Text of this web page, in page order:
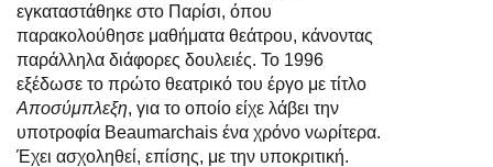
εγκαταστάθηκε στο Παρίσι, όπου
παρακολούθησε μαθήματα θεάτρου, κάνοντας
παράλληλα διάφορες δουλειές. Το 1996
εξέδωσε το πρώτο θεατρικό του έργο με τίτλο
Αποσύμπλεξη, για το οποίο είχε λάβει την
υποτροφία Beaumarchais ένα χρόνο νωρίτερα.
Έχει ασχοληθεί, επίσης, με την υποκριτική.